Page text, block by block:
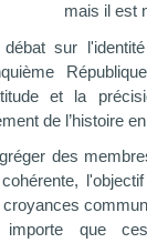
mais il est
sur
et la
de l’histoire
des
que